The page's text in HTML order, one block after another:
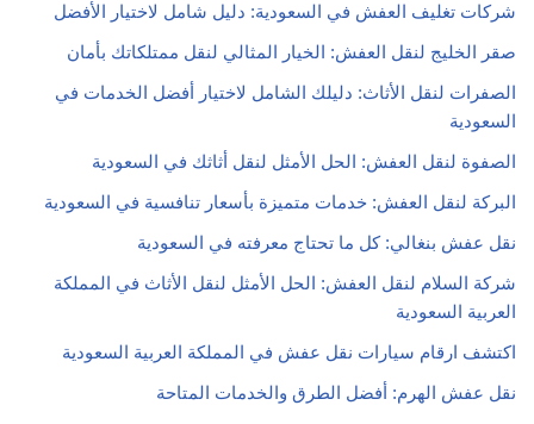
شركات تغليف العفش في السعودية: دليل شامل لاختيار الأفضل
صقر الخليج لنقل العفش: الخيار المثالي لنقل ممتلكاتك بأمان
الصفرات لنقل الأثاث: دليلك الشامل لاختيار أفضل الخدمات في
السعودية
الصفوة لنقل العفش: الحل الأمثل لنقل أثاثك في السعودية
البركة لنقل العفش: خدمات متميزة بأسعار تنافسية في السعودية
نقل عفش بنغالي: كل ما تحتاج معرفته في السعودية
شركة السلام لنقل العفش: الحل الأمثل لنقل الأثاث في المملكة
العربية السعودية
اكتشف ارقام سيارات نقل عفش في المملكة العربية السعودية
نقل عفش الهرم: أفضل الطرق والخدمات المتاحة